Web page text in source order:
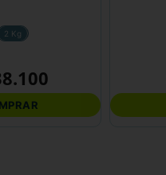
2 Kg
.100